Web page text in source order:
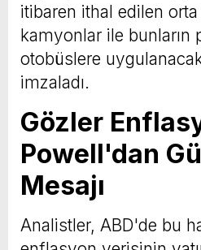
itibaren ithal edilen
kamyonlar ile bunların
otobüslere
imzaladı.
Gözler
Powell'dan
Mesajı
Analistler, ABD'de bu